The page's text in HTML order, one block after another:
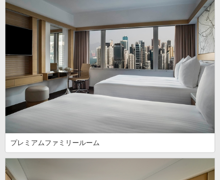
プレミアムファミリールーム